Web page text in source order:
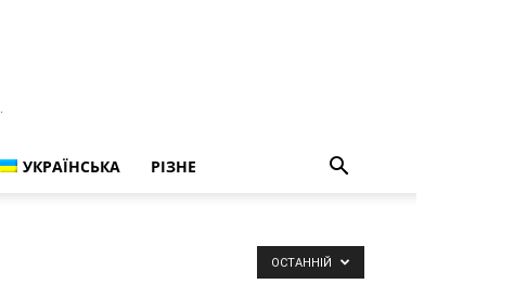
УКРАЇНСЬКА РІЗНЕ
ОСТАННІЙ